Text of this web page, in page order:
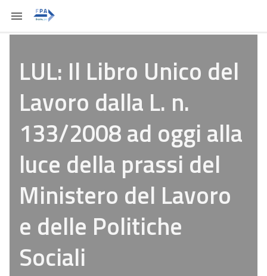
LUL: Il Libro Unico del
Lavoro dalla L. n.
133/2008 ad oggi alla
luce della prassi del
Ministero del Lavoro
e delle Politiche
Sociali